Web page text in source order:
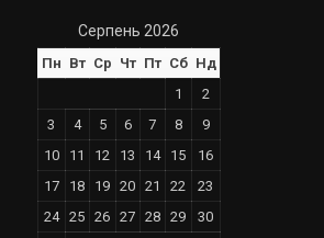
Серпень 2026
Пн Вт Ср Чт Пт Сб Нд
1
2
3
4 5 6 7 8
9
10
11 12 13 14 15
16
17
18 19 20 21 22
23
24
25 26 27 28 29
30